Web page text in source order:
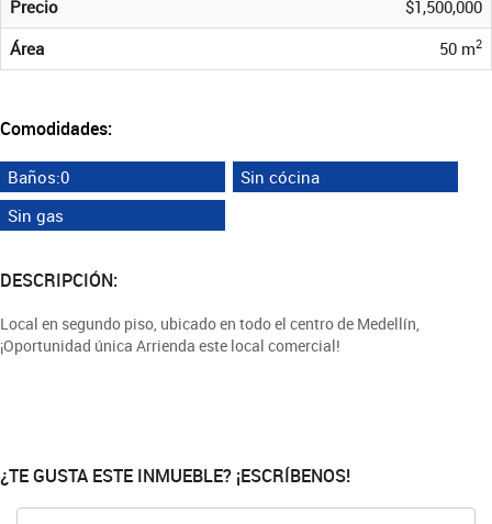
Precio
$1,500,000
Área
50 m2
Comodidades:
Baños:0
Sin cócina
Sin gas
DESCRIPCIÓN:
Local en segundo piso, ubicado en todo el centro de Medellín,
¡Oportunidad única Arrienda este local comercial!
¿TE GUSTA ESTE INMUEBLE? ¡ESCRÍBENOS!